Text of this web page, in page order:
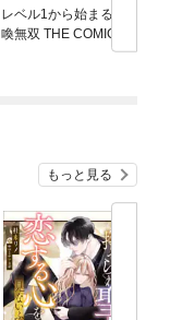
レベル1から始まる召
喚無双 THE COMIC
もっと見る